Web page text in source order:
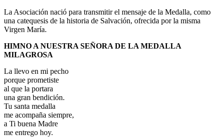
La Asociación nació para transmitir el mensaje de la Medalla, como
una catequesis de la historia de Salvación, ofrecida por la misma
Virgen María.
HIMNO A NUESTRA SEÑORA DE LA MEDALLA
MILAGROSA
La llevo en mi pecho
porque prometiste
al que la portara
una gran bendición.
Tu santa medalla
me acompaña siempre,
a Ti buena Madre
me entrego hoy.